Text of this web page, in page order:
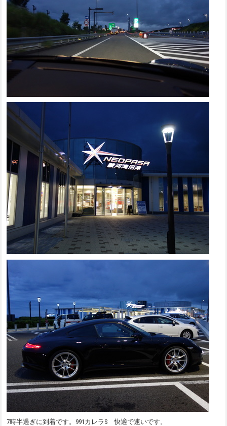
7時半過ぎに到着です。991カレラS 快適で速いです。